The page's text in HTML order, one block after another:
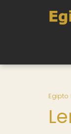
Egipto